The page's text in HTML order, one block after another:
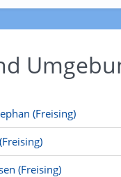
(Freising)
(Freising)